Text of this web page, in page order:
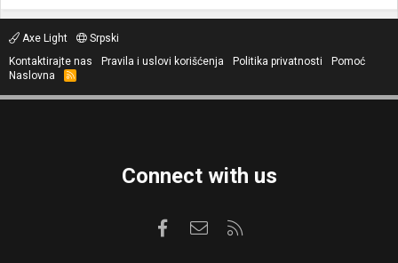
Axe Light
Srpski
Kontaktirajte nas
Pravila i uslovi korišćenja Politika privatnosti
Pomoć
Naslovna
R
S
Connect with us
FacebookKontaktirajte nas